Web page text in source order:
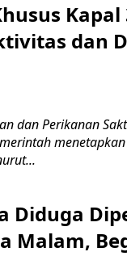
Kapal
dan
dan Perikanan
Diduga
Malam,